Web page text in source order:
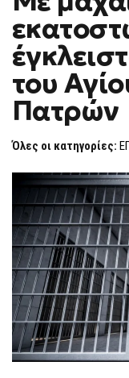
του
Πατρών
Όλες οι κατηγορίες: